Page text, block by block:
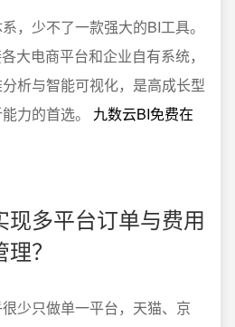
，少不了一款强大的BI工具。
大电商平台和企业自有系统，
析与智能可视化，是高成长型
力的首选。 九数云BI免费在
现多平台订单与费用
？
少只做单一平台，天猫、京